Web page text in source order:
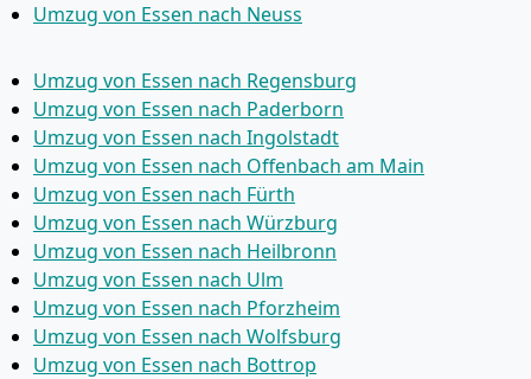
Umzug von Essen nach Neuss
Umzug von Essen nach Regensburg
Umzug von Essen nach Paderborn
Umzug von Essen nach Ingolstadt
Umzug von Essen nach Offenbach am Main
Umzug von Essen nach Fürth
Umzug von Essen nach Würzburg
Umzug von Essen nach Heilbronn
Umzug von Essen nach Ulm
Umzug von Essen nach Pforzheim
Umzug von Essen nach Wolfsburg
Umzug von Essen nach Bottrop